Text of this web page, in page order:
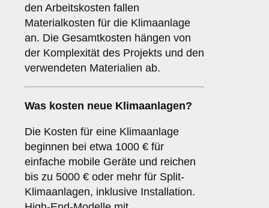
den Arbeitskosten fallen
Materialkosten für die Klimaanlage
an. Die Gesamtkosten hängen von
der Komplexität des Projekts und den
verwendeten Materialien ab.
Was kosten neue Klimaanlagen?
Die Kosten für eine Klimaanlage
beginnen bei etwa 1000 € für
einfache mobile Geräte und reichen
bis zu 5000 € oder mehr für Split-
Klimaanlagen, inklusive Installation.